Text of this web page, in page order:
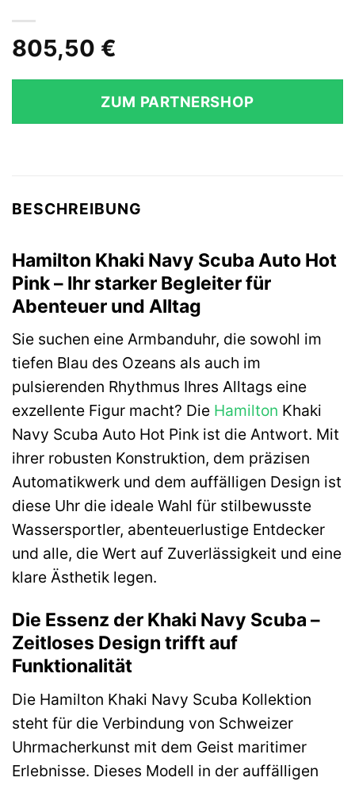
805,50 €
ZUM PARTNERSHOP
BESCHREIBUNG
Hamilton Khaki Navy Scuba Auto Hot
Pink – Ihr starker Begleiter für
Abenteuer und Alltag
Sie suchen eine Armbanduhr, die sowohl im
tiefen Blau des Ozeans als auch im
pulsierenden Rhythmus Ihres Alltags eine
exzellente Figur macht? Die Hamilton Khaki
Navy Scuba Auto Hot Pink ist die Antwort. Mit
ihrer robusten Konstruktion, dem präzisen
Automatikwerk und dem auffälligen Design ist
diese Uhr die ideale Wahl für stilbewusste
Wassersportler, abenteuerlustige Entdecker
und alle, die Wert auf Zuverlässigkeit und eine
klare Ästhetik legen.
Die Essenz der Khaki Navy Scuba –
Zeitloses Design trifft auf
Funktionalität
Die Hamilton Khaki Navy Scuba Kollektion
steht für die Verbindung von Schweizer
Uhrmacherkunst mit dem Geist maritimer
Erlebnisse. Dieses Modell in der auffälligen